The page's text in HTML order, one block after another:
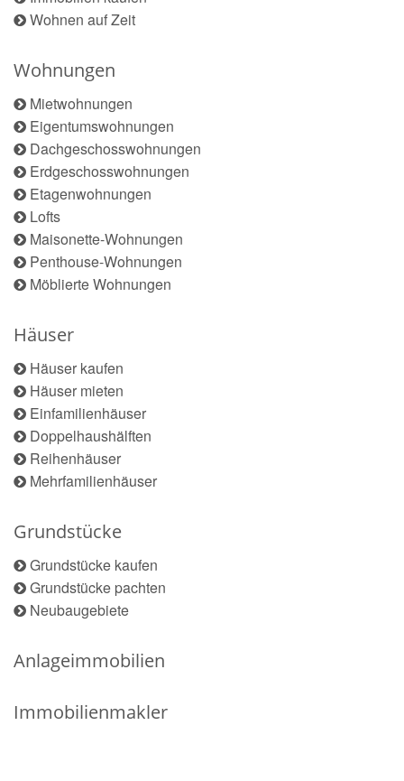
Wohnen auf Zeit
Wohnungen
Mietwohnungen
Eigentumswohnungen
Dachgeschosswohnungen
Erdgeschosswohnungen
Etagenwohnungen
Lofts
Maisonette-Wohnungen
Penthouse-Wohnungen
Möblierte Wohnungen
Häuser
Häuser kaufen
Häuser mieten
Einfamilienhäuser
Doppelhaushälften
Reihenhäuser
Mehrfamilienhäuser
Grundstücke
Grundstücke kaufen
Grundstücke pachten
Neubaugebiete
Anlageimmobilien
Immobilienmakler